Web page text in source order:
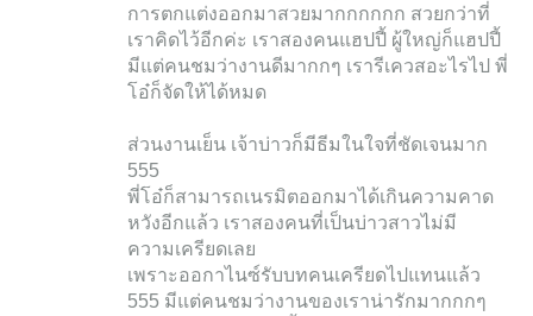
การตกแต่งออกมาสวยมากกกกกก สวยกว่าที่
เราคิดไว้อีกค่ะ เราสองคนแฮปปี้ ผู้ใหญ่ก็แฮปปี้
มีแต่คนชมว่างานดีมากกๆ เรารีเควสอะไรไป พี่
โอ๋ก็จัดให้ได้หมด
ส่วนงานเย็น เจ้าบ่าวก็มีธีมในใจที่ชัดเจนมาก
555
พี่โอ๋ก็สามารถเนรมิตออกมาได้เกินความคาด
หวังอีกแล้ว เราสองคนที่เป็นบ่าวสาวไม่มี
ความเครียดเลย
เพราะออกาไนซ์รับบทคนเครียดไปแทนแล้ว
555 มีแต่คนชมว่างานของเราน่ารักมากกกๆ